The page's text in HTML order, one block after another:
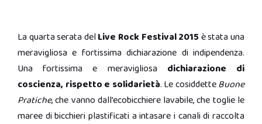
La quarta serata del Live Rock Festival 2015 è stata una
meravigliosa e fortissima dichiarazione di indipendenza.
Una fortissima e meravigliosa dichiarazione di
coscienza, rispetto e solidarietà. Le cosiddetteBuone
Pratiche, che vanno dall’ecobicchiere lavabile, che toglie le
maree di bicchieri plastificati a intasare i canali di raccolta